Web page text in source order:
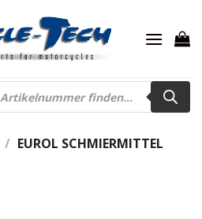
/ EUROL SCHMIERMITTEL